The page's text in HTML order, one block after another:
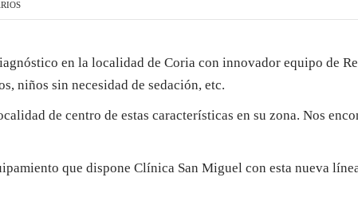
PLASENCIA
en la localidad de Coria con innovador equipo de
niños sin necesidad de sedación, etc.
de centro de estas características en su zona. Nos
que dispone Clínica San Miguel con esta nueva